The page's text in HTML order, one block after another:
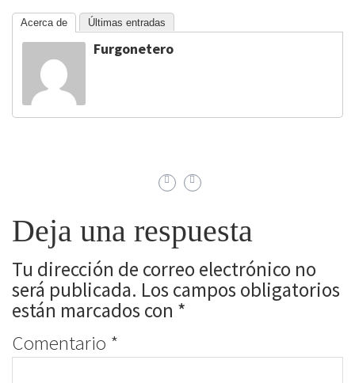
Acerca de Últimas entradas
Furgonetero
Deja una respuesta
Tu dirección de correo electrónico no
será publicada. Los campos obligatorios
están marcados con *
Comentario *